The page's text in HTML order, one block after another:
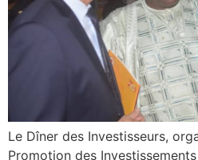
Le Dîner des Investisseurs,
Promotion des Investissements